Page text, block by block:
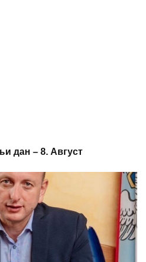
дан – 8. Август